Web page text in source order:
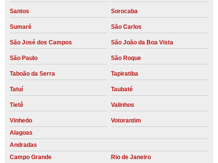
Santos Sorocaba
Sumaré São Carlos
São José dos Campos São João da Boa Vista
São Paulo São Roque
Taboão da Serra Tapiratiba
Tatuí Taubaté
Tietê Valinhos
Vinhedo
Votorantim
Alagoas
Andradas
Campo Grande
Rio de Janeiro